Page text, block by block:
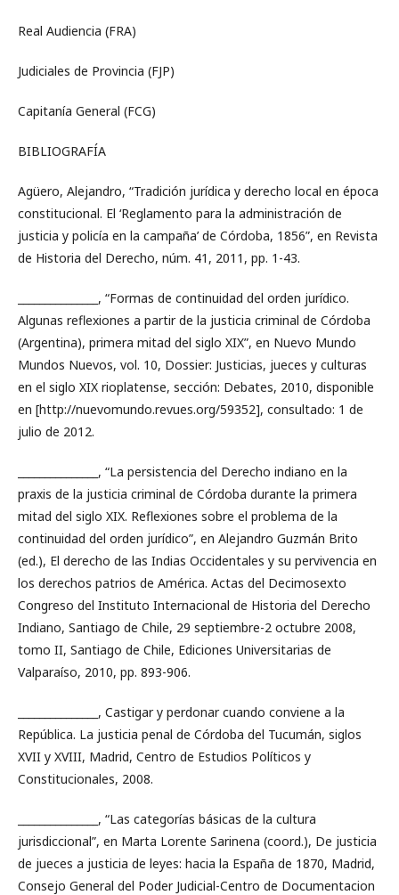
Real Audiencia (FRA)
Judiciales de Provincia (FJP)
Capitanía General (FCG)
BIBLIOGRAFÍA
Agüero, Alejandro, “Tradición jurídica y derecho local en época
constitucional. El ‘Reglamento para la administración de
justicia y policía en la campaña’ de Córdoba, 1856”, en Revista
de Historia del Derecho, núm. 41, 2011, pp. 1-43.
_______________, “Formas de continuidad del orden jurídico.
Algunas reflexiones a partir de la justicia criminal de Córdoba
(Argentina), primera mitad del siglo XIX”, en Nuevo Mundo
Mundos Nuevos, vol. 10, Dossier: Justicias, jueces y culturas
en el siglo XIX rioplatense, sección: Debates, 2010, disponible
en [http://nuevomundo.revues.org/59352], consultado: 1 de
julio de 2012.
_______________, “La persistencia del Derecho indiano en la
praxis de la justicia criminal de Córdoba durante la primera
mitad del siglo XIX. Reflexiones sobre el problema de la
continuidad del orden jurídico”, en Alejandro Guzmán Brito
(ed.), El derecho de las Indias Occidentales y su pervivencia en
los derechos patrios de América. Actas del Decimosexto
Congreso del Instituto Internacional de Historia del Derecho
Indiano, Santiago de Chile, 29 septiembre-2 octubre 2008,
tomo II, Santiago de Chile, Ediciones Universitarias de
Valparaíso, 2010, pp. 893-906.
_______________, Castigar y perdonar cuando conviene a la
República. La justicia penal de Córdoba del Tucumán, siglos
XVII y XVIII, Madrid, Centro de Estudios Políticos y
Constitucionales, 2008.
_______________, “Las categorías básicas de la cultura
jurisdiccional”, en Marta Lorente Sarinena (coord.), De justicia
de jueces a justicia de leyes: hacia la España de 1870, Madrid,
Consejo General del Poder Judicial-Centro de Documentacion